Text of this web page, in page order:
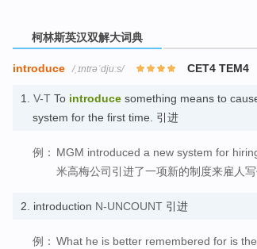
柯林斯英汉双解大词典
introduce /ˌɪntrəˈdjuːs/ CET4 TEM4
1. V-T To introduce something means to
system for the first time. 引进
例： MGM introduced a new system for
米高梅公司引进了一项新的制度来雇人写
2. introduction N-UNCOUNT 引进
例： What he is better remembered for is